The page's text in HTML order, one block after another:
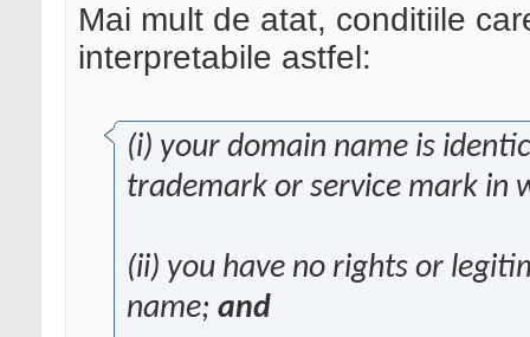
Mai mult de atat, conditiile
interpretabile astfel:
(i) your domain name is
trademark or service mark in
(ii) you have no rights or
name; and